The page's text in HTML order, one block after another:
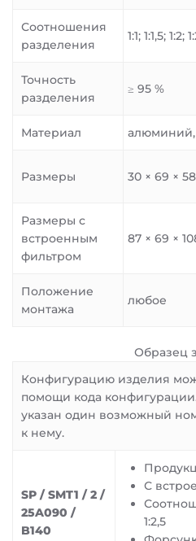
Соотношения
разделения
1:1; 1:1,5; 1:2;
Точность
разделения
≥ 95 %
Материал
Размеры 30 × 69 ×
Размеры с
встроенным
фильтром
87 × 69 ×
Положение
монтажа
любое
Образец
Конфигурацию изделия
помощи кода
указан один возможный
к нему.
SP / SMT1 / 2 /
25A090 /
B140
С
1:2,5